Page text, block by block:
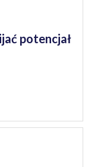
potencjał